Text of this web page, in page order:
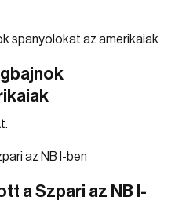
a Szpari az NB I-